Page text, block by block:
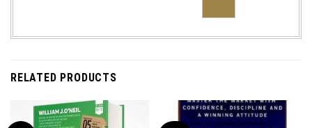
RELATED PRODUCTS